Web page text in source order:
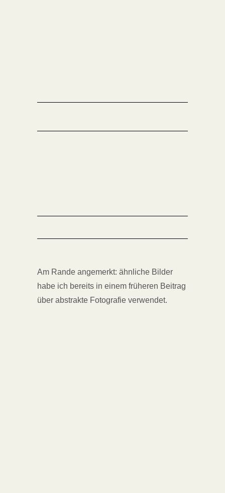
Am Rande angemerkt: ähnliche Bilder
habe ich bereits in einem früheren Beitrag
über abstrakte Fotografie verwendet.